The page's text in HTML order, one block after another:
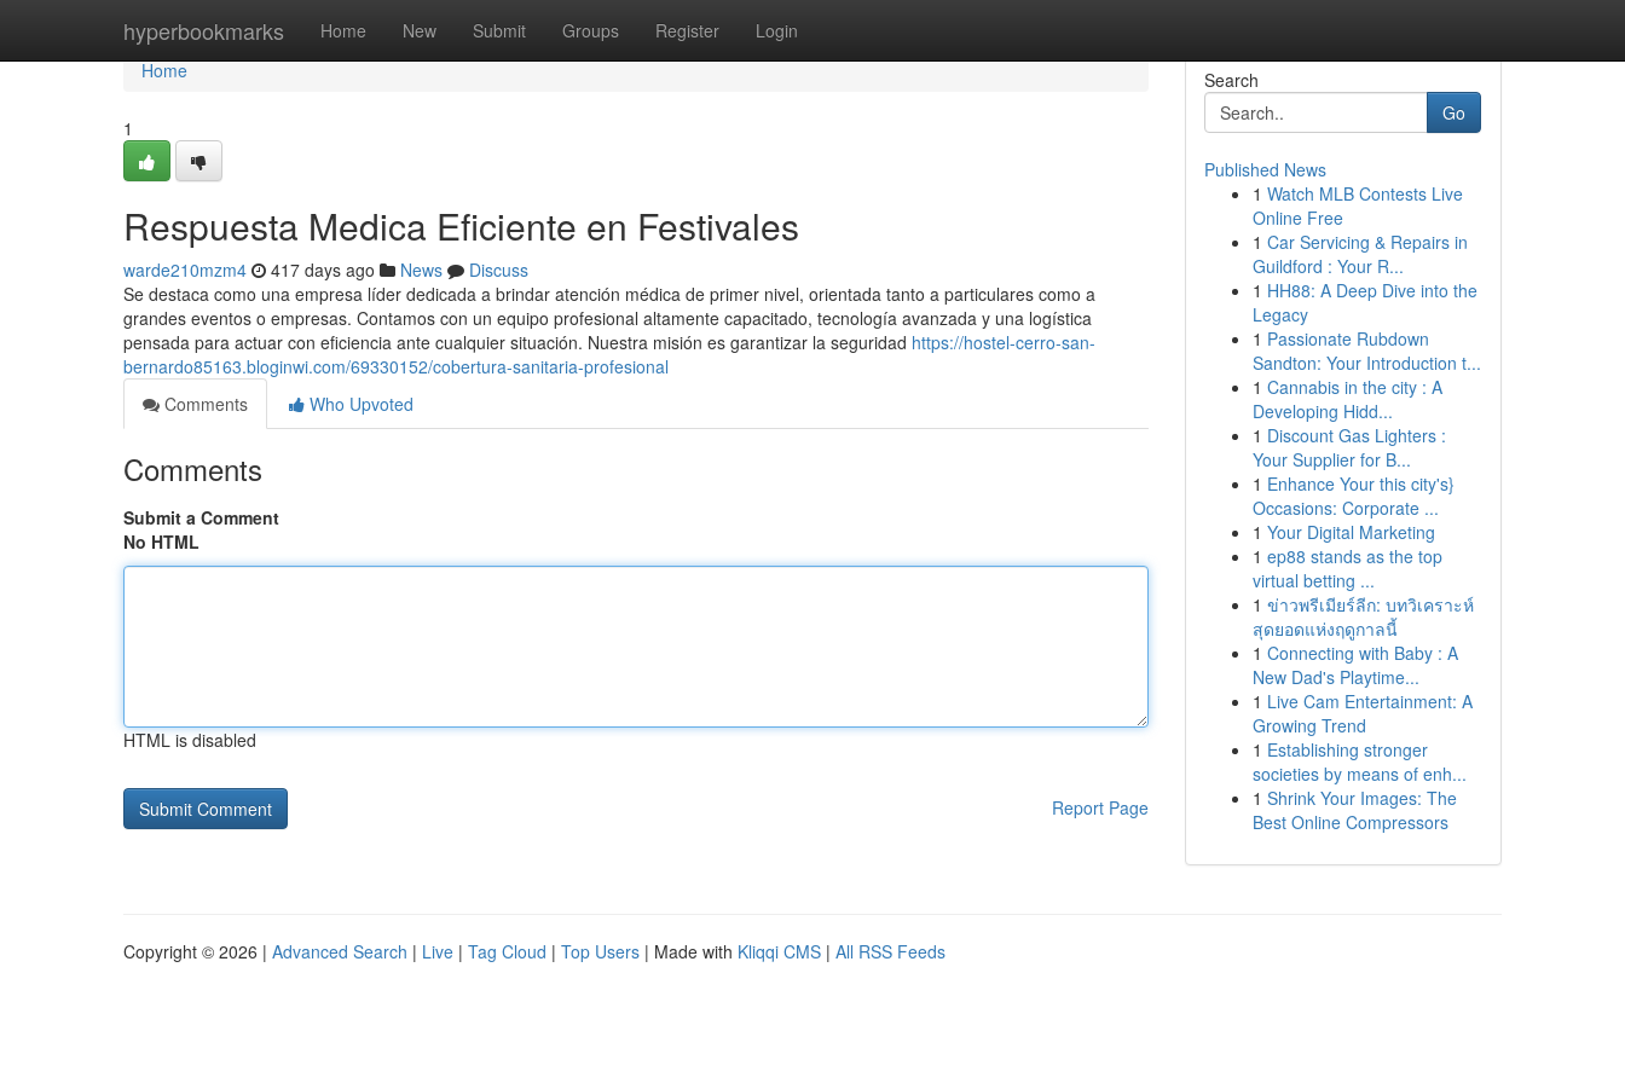
hyperbookmarks Home New Submit Groups Register Login
Home
Home
1
Respuesta Medica Eficiente en Festivales
warde210mzm4 417 days ago News
Discuss
Se destaca como una empresa líder dedicada a brindar atención médica de primer nivel, orientada tanto a particulares como a
grandes eventos o empresas. Contamos con un equipo profesional altamente capacitado, tecnología avanzada y una logística
pensada para actuar con eficiencia ante cualquier situación. Nuestra misión es garantizar la seguridad https://hostel-cerro-san-
bernardo85163.bloginwi.com/69330152/cobertura-sanitaria-profesional
Comments
Who Upvoted
Comments
Submit a Comment
No HTML
HTML is disabled
Report Page
Search
Go
Published News
1 Watch MLB Contests Live
Online Free
1 Car Servicing & Repairs in
Guildford : Your R...
1 HH88: A Deep Dive into the
Legacy
1 Passionate Rubdown
Sandton: Your Introduction t...
1 Cannabis in the city : A
Developing Hidd...
1 Discount Gas Lighters :
Your Supplier for B...
1 Enhance Your this city's}
Occasions: Corporate ...
1 Your Digital Marketing
1 ep88 stands as the top
virtual betting ...
1 ข่าวพรีเมียร์ลีก: บทวิเคราะห์
สุดยอดแห่งฤดูกาลนี้
1 Connecting with Baby : A
New Dad's Playtime...
1 Live Cam Entertainment: A
Growing Trend
1 Establishing stronger
societies by means of enh...
1 Shrink Your Images: The
Best Online Compressors
Copyright © 2026 | Advanced Search | Live | Tag Cloud | Top Users | Made with Kliqqi CMS | All RSS Feeds